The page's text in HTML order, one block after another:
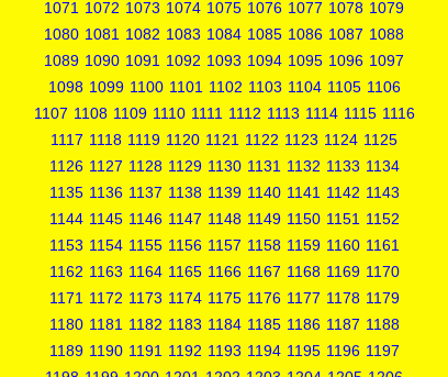
1071 1072 1073 1074 1075 1076 1077 1078 1079
1080 1081 1082 1083 1084 1085 1086 1087 1088
1089 1090 1091 1092 1093 1094 1095 1096 1097
1098 1099 1100 1101 1102 1103 1104 1105 1106
1107 1108 1109 1110 1111 1112 1113 1114 1115 1116
1117 1118 1119 1120 1121 1122 1123 1124 1125
1126 1127 1128 1129 1130 1131 1132 1133 1134
1135 1136 1137 1138 1139 1140 1141 1142 1143
1144 1145 1146 1147 1148 1149 1150 1151 1152
1153 1154 1155 1156 1157 1158 1159 1160 1161
1162 1163 1164 1165 1166 1167 1168 1169 1170
1171 1172 1173 1174 1175 1176 1177 1178 1179
1180 1181 1182 1183 1184 1185 1186 1187 1188
1189 1190 1191 1192 1193 1194 1195 1196 1197